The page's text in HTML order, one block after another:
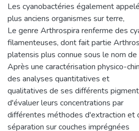
Les cyanobactéries également
plus anciens organismes sur terre,
Le genre Arthrospira renferme des
filamenteuses, dont fait partie
platensis plus connue sous le nom de
Après une caractérisation physico-
des analyses quantitatives et
qualitatives de ses différents
d'évaluer leurs concentrations par
différentes méthodes d'extraction et
séparation sur couches imprégnées